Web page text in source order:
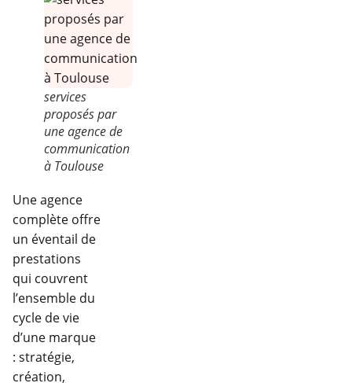
services
proposés par
une agence de
communication
à Toulouse
Une agence
complète offre
un éventail de
prestations
qui couvrent
l’ensemble du
cycle de vie
d’une marque
: stratégie,
création,